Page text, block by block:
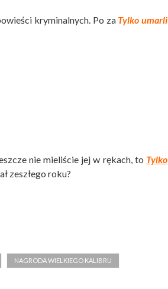
kryminalnych. Po zaTylko umarli
nie mieliście jej w rękach, to Tylko
zeszłego roku?
NAGRODA WIELKIEGO KALIBRU